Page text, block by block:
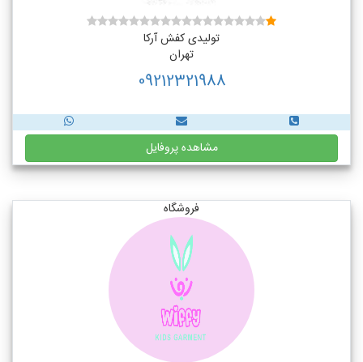
تولیدی کفش آرکا
تهران
09212321988
مشاهده پروفایل
فروشگاه